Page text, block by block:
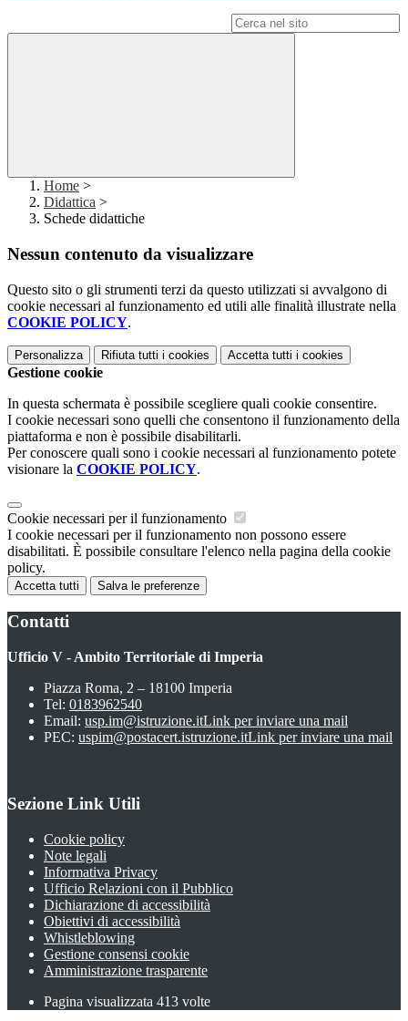
Home >
Didattica >
Schede didattiche
Nessun contenuto da visualizzare
Questo sito o gli strumenti terzi da questo utilizzati si avvalgono di
cookie necessari al funzionamento ed utili alle finalità illustrate nella
COOKIE POLICY.
Personalizza Rifiuta tutti i cookies Accetta tutti i cookies
Gestione cookie
In questa schermata è possibile scegliere quali cookie consentire.
I cookie necessari sono quelli che consentono il funzionamento della
piattaforma e non è possibile disabilitarli.
Per conoscere quali sono i cookie necessari al funzionamento potete
visionare la COOKIE POLICY.
Cookie necessari per il funzionamento
I cookie necessari per il funzionamento non possono essere
disabilitati. È possibile consultare l'elenco nella pagina della cookie
policy.
Accetta tutti Salva le preferenze
Contatti
Ufficio V - Ambito Territoriale di Imperia
Piazza Roma, 2 – 18100 Imperia
Tel: 0183962540
Email: usp.im@istruzione.itLink per inviare una mail
PEC: uspim@postacert.istruzione.itLink per inviare una mail
Sezione Link Utili
Cookie policy
Note legali
Informativa Privacy
Ufficio Relazioni con il Pubblico
Dichiarazione di accessibilità
Obiettivi di accessibilità
Whistleblowing
Gestione consensi cookie
Amministrazione trasparente
Pagina visualizzata 413 volte